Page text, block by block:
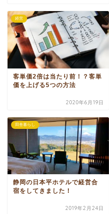
経営
客単価2倍は当たり前！？客単
価を上げる5つの方法
2020年6月19日
田舎暮らし
静岡の日本平ホテルで経営合
宿をしてきました！
2019年2月24日